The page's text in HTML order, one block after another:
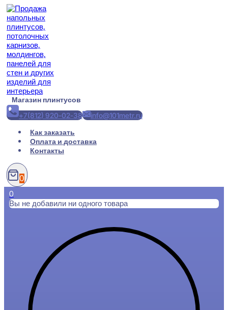
Перейти
содержимому
Магазин плинтусов
+7(812) 920-02-38
info@101metr.ru
Как заказать
Оплата и доставка
Контакты
0
0
Вы не добавили ни одного товара